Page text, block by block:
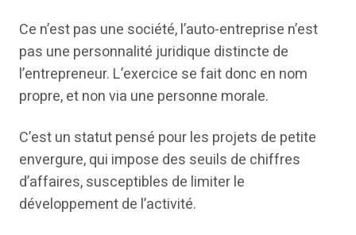
Ce n’est pas une société, l’auto-entreprise n’est
pas une personnalité juridique distincte de
l’entrepreneur. L’exercice se fait donc en nom
propre, et non via une personne morale.
C’est un statut pensé pour les projets de petite
envergure, qui impose des seuils de chiffres
d’affaires, susceptibles de limiter le
développement de l’activité.